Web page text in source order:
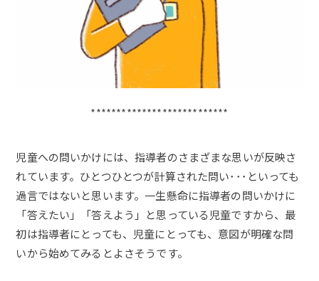
***************************
児童への問いかけには、指導者のさまざまな思いが反映さ
れています。ひとつひとつが計算された問い･･･といっても
過言ではないと思います。一生懸命に指導者の問いかけに
「答えたい」「答えよう」と思っている児童ですから、最
初は指導者にとっても、児童にとっても、意図が明確な問
いから始めてみるとよさそうです。